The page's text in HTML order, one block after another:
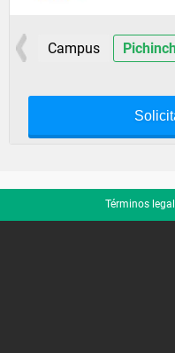
Campus
Términos